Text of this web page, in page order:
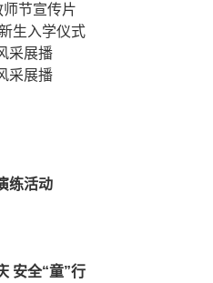
师节宣传片
生入学仪式
采展播
采展播
练活动
安全“童”行